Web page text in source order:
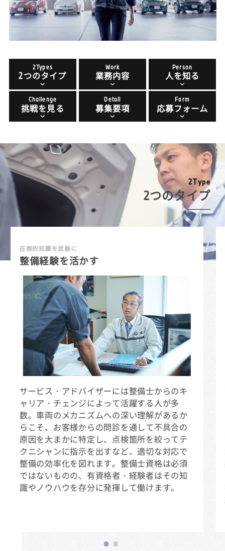
2Types
2つのタイプ
Work
業務内容
Person
人を知る
Challenge
挑戦を見る
Detail
募集要項
Form
応募フォーム
2Type
2つのタイプ
圧倒的知識を武器に
整備経験を活かす
サービス・アドバイザーには整備士からのキ
ャリア・チェンジによって活躍する人が多
数。車両のメカニズムへの深い理解があるか
らこそ、お客様からの問診を通して不具合の
原因を大まかに特定し、点検箇所を絞ってテ
クニシャンに指示を出すなど、適切な対応で
整備の効率化を図れます。整備士資格は必須
ではないものの、有資格者・経験者はその知
識やノウハウを存分に発揮して働けます。